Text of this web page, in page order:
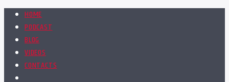
HOME
PODCAST
BLOG
VIDEOS
CONTACTS